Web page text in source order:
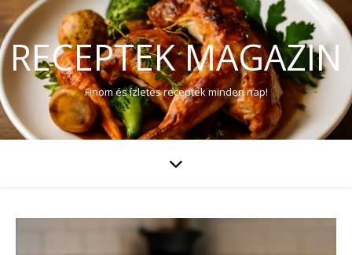
RECEPTEK MAGAZIN
Finom és ízletes receptek minden nap!